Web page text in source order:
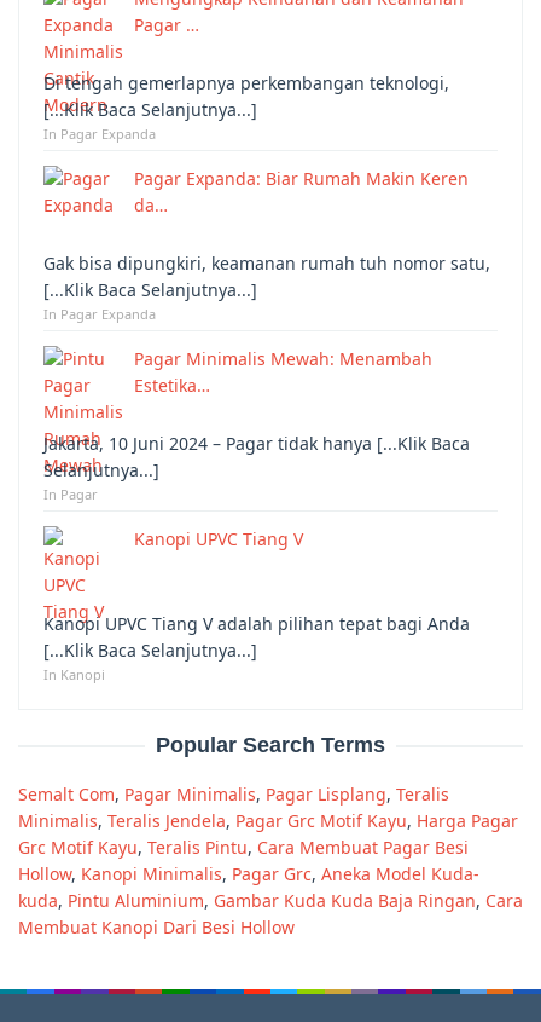
Pagar …
Di tengah gemerlapnya perkembangan teknologi,
[...Klik Baca Selanjutnya...]
In Pagar Expanda
Pagar Expanda: Biar Rumah Makin Keren
da…
Gak bisa dipungkiri, keamanan rumah tuh nomor satu,
[...Klik Baca Selanjutnya...]
In Pagar Expanda
Pagar Minimalis Mewah: Menambah
Estetika…
Jakarta, 10 Juni 2024 – Pagar tidak hanya [...Klik Baca
Selanjutnya...]
In Pagar
Kanopi UPVC Tiang V
Kanopi UPVC Tiang V adalah pilihan tepat bagi Anda
[...Klik Baca Selanjutnya...]
In Kanopi
Popular Search Terms
Semalt Com, Pagar Minimalis, Pagar Lisplang, Teralis
Minimalis, Teralis Jendela, Pagar Grc Motif Kayu, Harga Pagar
Grc Motif Kayu, Teralis Pintu, Cara Membuat Pagar Besi
Hollow, Kanopi Minimalis, Pagar Grc, Aneka Model Kuda-
kuda, Pintu Aluminium, Gambar Kuda Kuda Baja Ringan, Cara
Membuat Kanopi Dari Besi Hollow